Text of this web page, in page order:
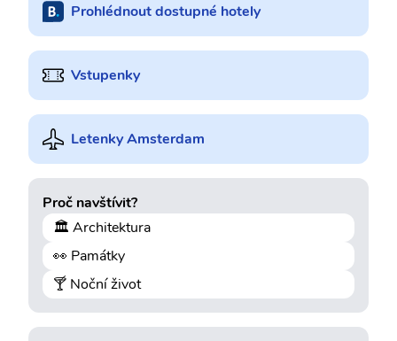
Prohlédnout dostupné hotely
Vstupenky
Letenky Amsterdam
Proč navštívit?
🏛️ Architektura
👀 Památky
🍸 Noční život